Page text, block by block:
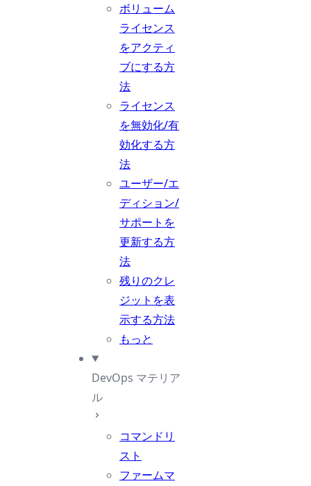
ボリューム
ライセンス
をアクティ
ブにする方
法
ライセンス
を無効化/有
効化する方
法
ユーザー/エ
ディション/
サポートを
更新する方
法
残りのクレ
ジットを表
示する方法
もっと
DevOps マテリア
ル
コマンドリ
スト
ファームマ